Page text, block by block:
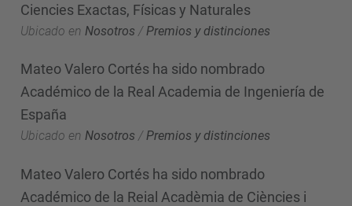
Ciencies Exactas, Físicas y Naturales
Ubicado en Nosotros / Premios y distinciones
Mateo Valero Cortés ha sido nombrado
Académico de la Real Academia de Ingeniería de
España
Ubicado en Nosotros /Premios y distinciones
Mateo Valero Cortés ha sido nombrado
Académico de la Reial Acadèmia de Ciències i